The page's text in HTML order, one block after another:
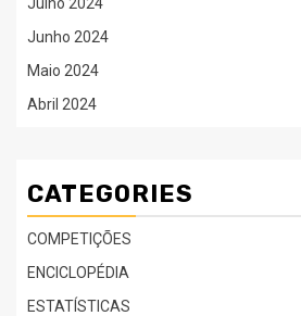
Junho 2024
Maio 2024
Abril 2024
CATEGORIES
COMPETIÇÕES
ENCICLOPÉDIA
ESTATÍSTICAS